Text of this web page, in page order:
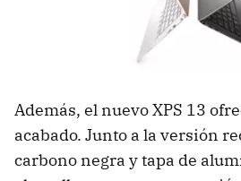
Además, el nuevo XPS 13
acabado. Junto a la versión
carbono negra y tapa de